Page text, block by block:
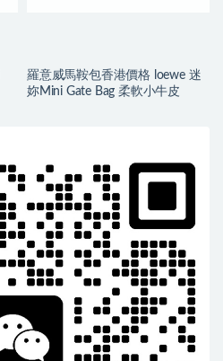
羅意威馬鞍包香港價格 loewe 迷
妳Mini Gate Bag 柔軟小牛皮